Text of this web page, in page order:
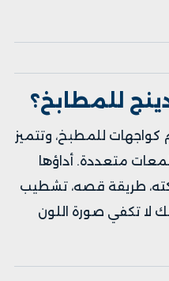
للمطابخ؟
كواجهات للمطبخ، وتتميز
متعددة. أداؤها
طريقة قصه، تشطيب
لا تكفي صورة اللون